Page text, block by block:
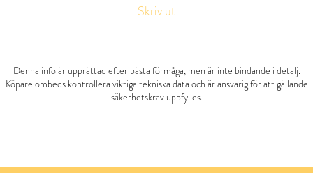
Skriv ut
Denna info är upprättad efter bästa förmåga, men är inte bindande i detalj.
Köpare ombeds kontrollera viktiga tekniska data och är ansvarig för att gällande
säkerhetskrav uppfylles.